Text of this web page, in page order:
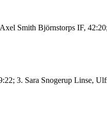
Smith Björnstorps IF,
3. Sara Snogerup Linse,